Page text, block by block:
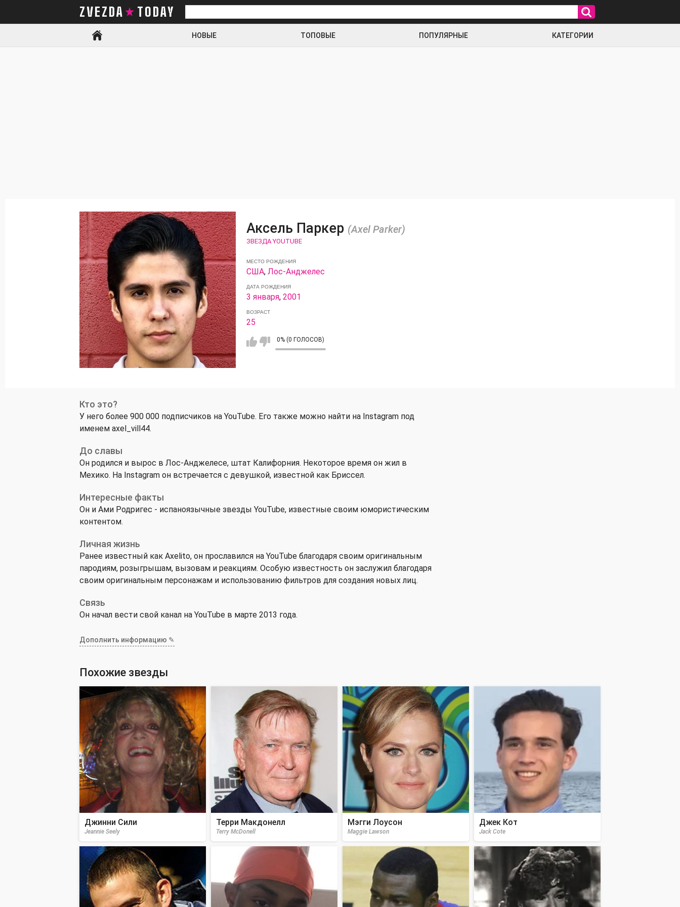
ZVEZDA TODAY
Искать
НОВЫЕ ТОПОВЫЕ ПОПУЛЯРНЫЕ КАТЕГОРИИ
Аксель Паркер (Axel Parker)
ЗВЕЗДА YOUTUBE
МЕСТО РОЖДЕНИЯ
США, Лос-Анджелес
ДАТА РОЖДЕНИЯ
3 января, 2001
ВОЗРАСТ
25
0% (0 ГОЛОСОВ)
Кто это?
У него более 900 000 подписчиков на YouTube. Его также можно найти на Instagram под
именем axel_vill44.
До славы
Он родился и вырос в Лос-Анджелесе, штат Калифорния. Некоторое время он жил в
Мехико. На Instagram он встречается с девушкой, известной как Бриссел.
Интересные факты
Он и Ами Родригес - испаноязычные звезды YouTube, известные своим юмористическим
контентом.
Личная жизнь
Ранее известный как Axelito, он прославился на YouTube благодаря своим оригинальным
пародиям, розыгрышам, вызовам и реакциям. Особую известность он заслужил благодаря
своим оригинальным персонажам и использованию фильтров для создания новых лиц.
Связь
Он начал вести свой канал на YouTube в марте 2013 года.
Дополнить информацию ✎
Похожие звезды
Джинни Сили
Jeannie Seely
Терри Макдонелл
Terry McDonell
Мэгги Лоусон
Maggie Lawson
Джек Кот
Jack Cote